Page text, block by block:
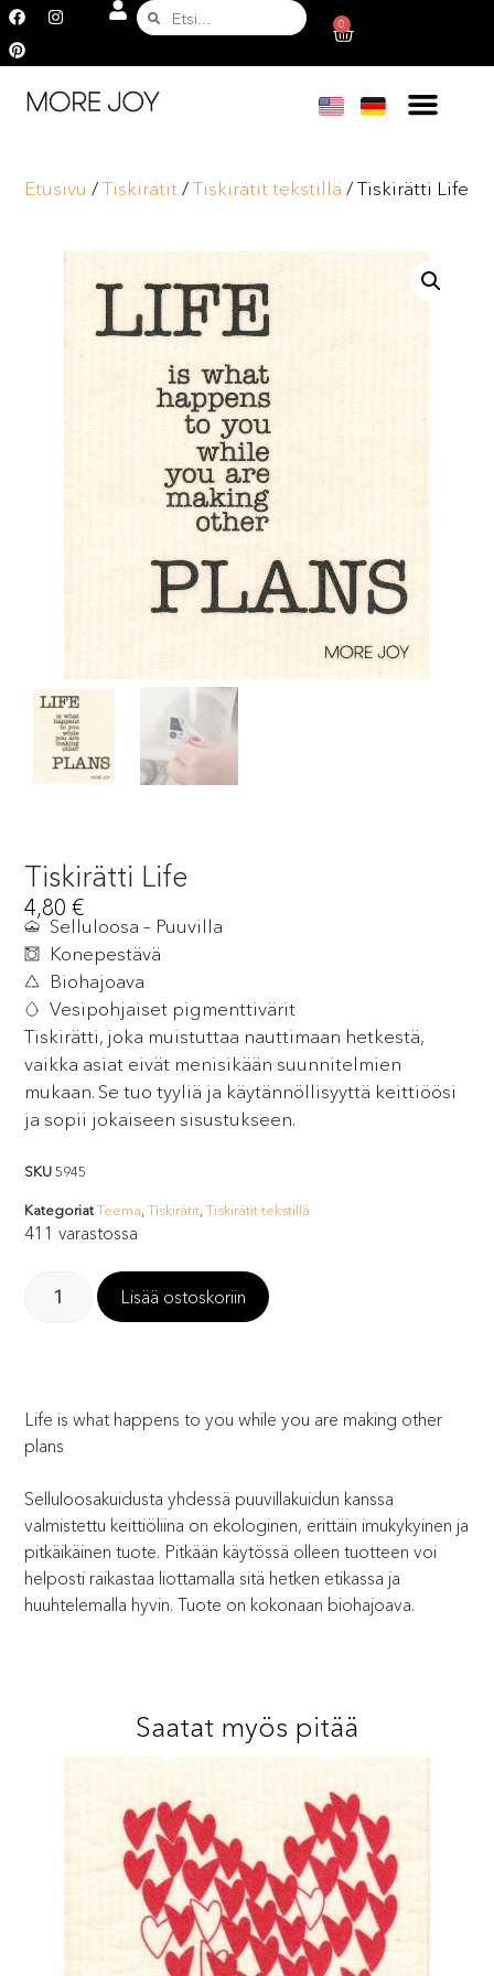
0
Etusivu /Tiskirätit/Tiskirätit tekstillä / Tiskirätti Life
Tiskirätti Life
4,80€
Selluloosa – Puuvilla
Konepestävä
Biohajoava
Vesipohjaiset pigmenttivärit
Tiskirätti, joka muistuttaa nauttimaan hetkestä,
vaikka asiat eivät menisikään suunnitelmien
mukaan. Se tuo tyyliä ja käytännöllisyyttä keittiöösi
ja sopii jokaiseen sisustukseen.
SKU5945
Kategoriat Teema ,Tiskirätit ,Tiskirätit tekstillä
411 varastossa
Lisää ostoskoriin
Life is what happens to you while you are making other
plans
Selluloosakuidusta yhdessä puuvillakuidun kanssa
valmistettu keittiöliina on ekologinen, erittäin imukykyinen ja
pitkäikäinen tuote. Pitkään käytössä olleen tuotteen voi
helposti raikastaa liottamalla sitä hetken etikassa ja
huuhtelemalla hyvin. Tuote on kokonaan biohajoava.
Saatat myös pitää